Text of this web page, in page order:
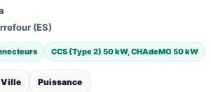
(ES)
CCS (Type 2) 50 kW, CHAdeMO 50 kW
Ville Puissance